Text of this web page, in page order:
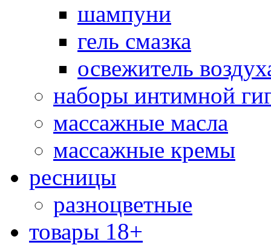
шампуни
гель смазка
освежитель
наборы интимной
массажные масла
массажные кремы
ресницы
разноцветные
товары 18+